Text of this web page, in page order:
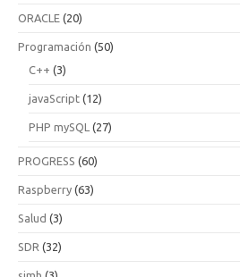
ORACLE (20)
Programación (50)
C++ (3)
javaScript (12)
PHP mySQL (27)
PROGRESS (60)
Raspberry (63)
Salud (3)
SDR (32)